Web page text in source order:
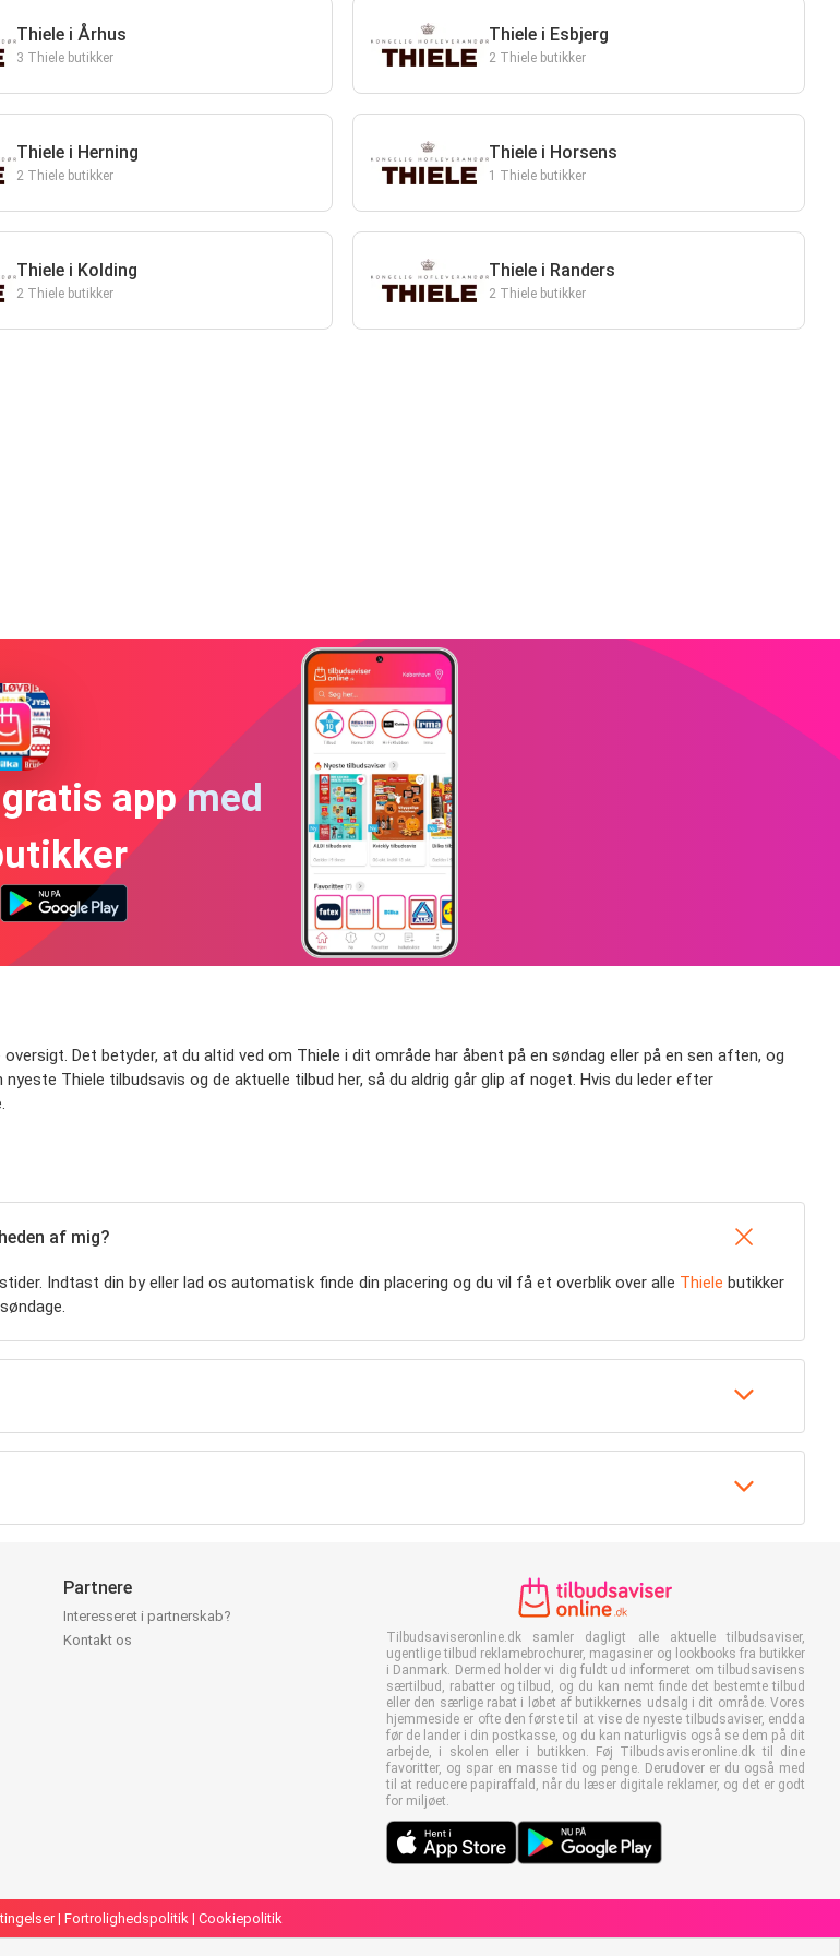
Thiele i Århus
3 Thiele butikker
Thiele i Esbjerg
2 Thiele butikker
Thiele i Herning
2 Thiele butikker
Thiele i Horsens
1 Thiele butikker
Thiele i Kolding
2 Thiele butikker
Thiele i Randers
2 Thiele butikker
app med
Det betyder, at du altid ved om Thiele i dit område har åbent på en søndag eller på en sen aften, og
Thiele tilbudsavis og de aktuelle tilbud her, så du aldrig går glip af noget. Hvis du leder efter
af mig?
Indtast din by eller lad os automatisk finde din placering og du vil få et overblik over alle Thiele butikker
Partnere
Interesseret i partnerskab?
Kontakt os
Tilbudsaviseronline.dk samler dagligt alle aktuelle tilbudsaviser,
ugentlige tilbud reklamebrochurer, magasiner og lookbooks fra butikker
i Danmark. Dermed holder vi dig fuldt ud informeret om tilbudsavisens
særtilbud, rabatter og tilbud, og du kan nemt finde det bestemte tilbud
eller den særlige rabat i løbet af butikkernes udsalg i dit område. Vores
hjemmeside er ofte den første til at vise de nyeste tilbudsaviser, endda
før de lander i din postkasse, og du kan naturligvis også se dem på dit
arbejde, i skolen eller i butikken. Føj Tilbudsaviseronline.dk til dine
favoritter, og spar en masse tid og penge. Derudover er du også med
til at reducere papiraffald, når du læser digitale reklamer, og det er godt
for miljøet.
| Fortrolighedspolitik | Cookiepolitik